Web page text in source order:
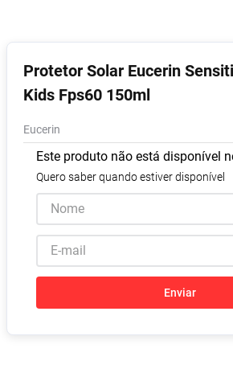
Protetor Solar Eucerin
Kids Fps60 150ml
Eucerin
Este produto não está disponível
Quero saber quando estiver disponível
Enviar
6º Desodorante
7º Shampoo
8º
9º Pampers Confort Sec
10º Lavitan